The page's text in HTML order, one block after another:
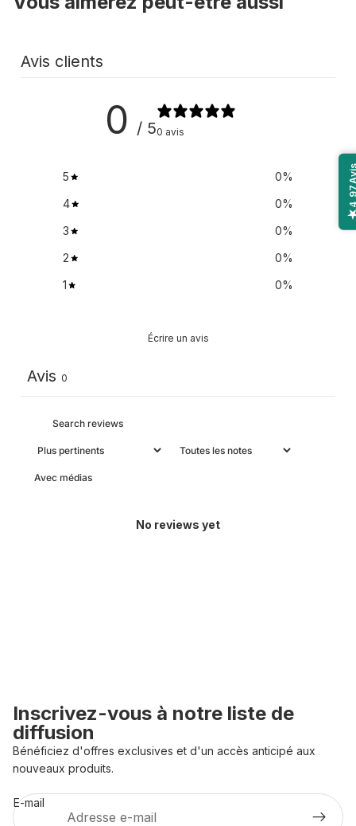
Avis clients
0 / 50 avis
5 0%
4
0%
3
0%
2
0%
1
0%
Écrire un avis
Avis 0
Avec médias
No reviews yet
Inscrivez-vous à notre liste de
diffusion
Bénéficiez d'offres exclusives et d'un accès anticipé aux
nouveaux produits.
E-mail
Politique de confidentialité
Conditions d’utilisation